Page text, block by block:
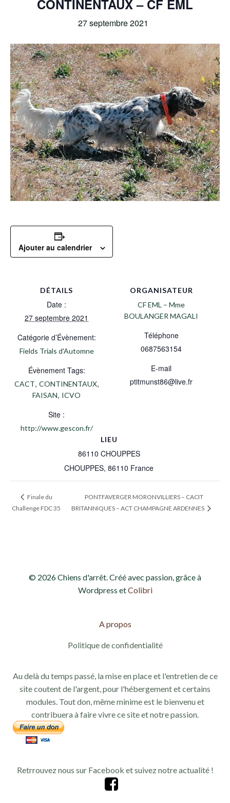
CONTINENTAUX – CF EML
27 septembre 2021
Ajouter au calendrier
DÉTAILS
Date :
27 septembre 2021
Catégorie d’Évènement:
Fields Trials d'Automne
Évènement Tags:
CACT, CONTINENTAUX,
FAISAN, ICVO
Site :
http://www.gescon.fr/
LIEU
86110 CHOUPPES
CHOUPPES, 86110 France
ORGANISATEUR
CF EML – Mme
BOULANGER MAGALI
Téléphone
0687563154
E-mail
ptitmunst86@live.fr
Finale du
Challenge FDC 35
PONTFAVERGER MORONVILLIERS – CACIT
BRITANNIQUES – ACT CHAMPAGNE ARDENNES
© 2026 Chiens d'arrêt. Créé avec passion, grâce à
Wordpress etColibri
A propos
Politique de confidentialité
Au delà du temps passé, la mise en place et l'entretien de ce
site coutent de l'argent, pour l'hébergement et certains
modules. Tout don, même minime est le bienvenu et
contribuera à faire vivre ce site et notre passion.
Retrrouvez nous sur Facebook et suivez notre actualité !